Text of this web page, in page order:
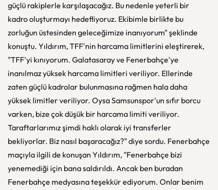
güçlü rakiplerle karşılaşacağız. Bu nedenle yeterli bir
kadro oluşturmayı hedefliyoruz. Ekibimle birlikte bu
zorluğun üstesinden geleceğimize inanıyorum" şeklinde
konuştu. Yıldırım, TFF'nin harcama limitlerini eleştirerek,
"TFF'yi kınıyorum. Galatasaray ve Fenerbahçe'ye
inanılmaz yüksek harcama limitleri veriliyor. Ellerinde
zaten güçlü kadrolar bulunmasına rağmen hala daha
yüksek limitler veriliyor. Oysa Samsunspor'un sıfır borcu
varken, bize çok düşük bir harcama limiti veriliyor.
Taraftarlarımız şimdi haklı olarak iyi transferler
bekliyorlar. Biz nasıl başaracağız?" diye sordu. Fenerbahçe
maçıyla ilgili de konuşan Yıldırım, "Fenerbahçe bizi
yenemediği için bana saldırıldı. Ancak ben buradan
Fenerbahçe medyasına teşekkür ediyorum. Onlar benim